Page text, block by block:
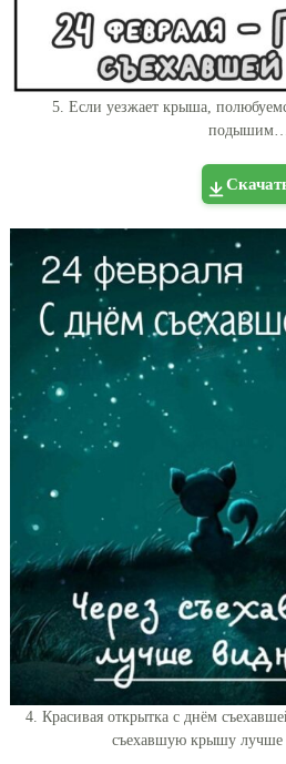
5. Если уезжает крыша,
4. Красивая открытка с днём
съехавшую крышу лучше